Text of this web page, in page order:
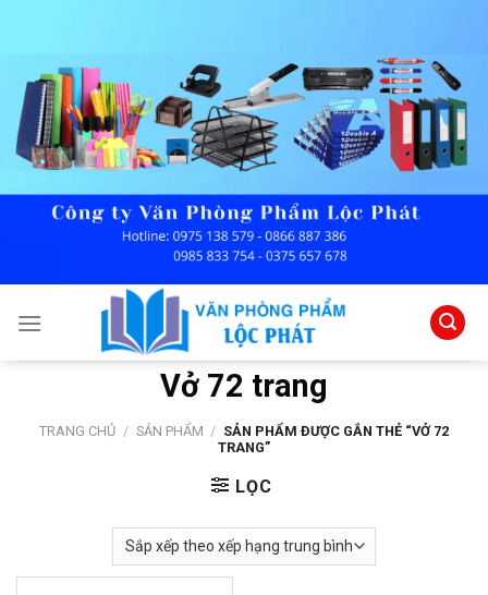
content
Vở 72 trang
TRANG CHỦ / SẢN PHẨM / SẢN PHẨM ĐƯỢC GẮN THẺ “VỞ 72
TRANG”
LỌC